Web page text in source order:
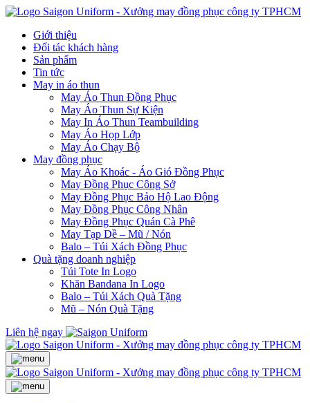
Giới thiệu
Đối tác khách hàng
Sản phẩm
Tin tức
May in áo thun
May Áo Thun Đồng Phục
May Áo Thun Sự Kiện
May In Áo Thun Teambuilding
May Áo Họp Lớp
May Áo Chạy Bộ
May đồng phục
May Áo Khoác - Áo Gió Đồng Phục
May Đồng Phục Công Sở
May Đồng Phục Bảo Hộ Lao Động
May Đồng Phục Công Nhân
May Đồng Phục Quán Cà Phê
May Tạp Dề – Mũ / Nón
Balo – Túi Xách Đồng Phục
Quà tặng doanh nghiệp
Túi Tote In Logo
Khăn Bandana In Logo
Balo – Túi Xách Quà Tặng
Mũ – Nón Quà Tặng
Liên hệ ngay